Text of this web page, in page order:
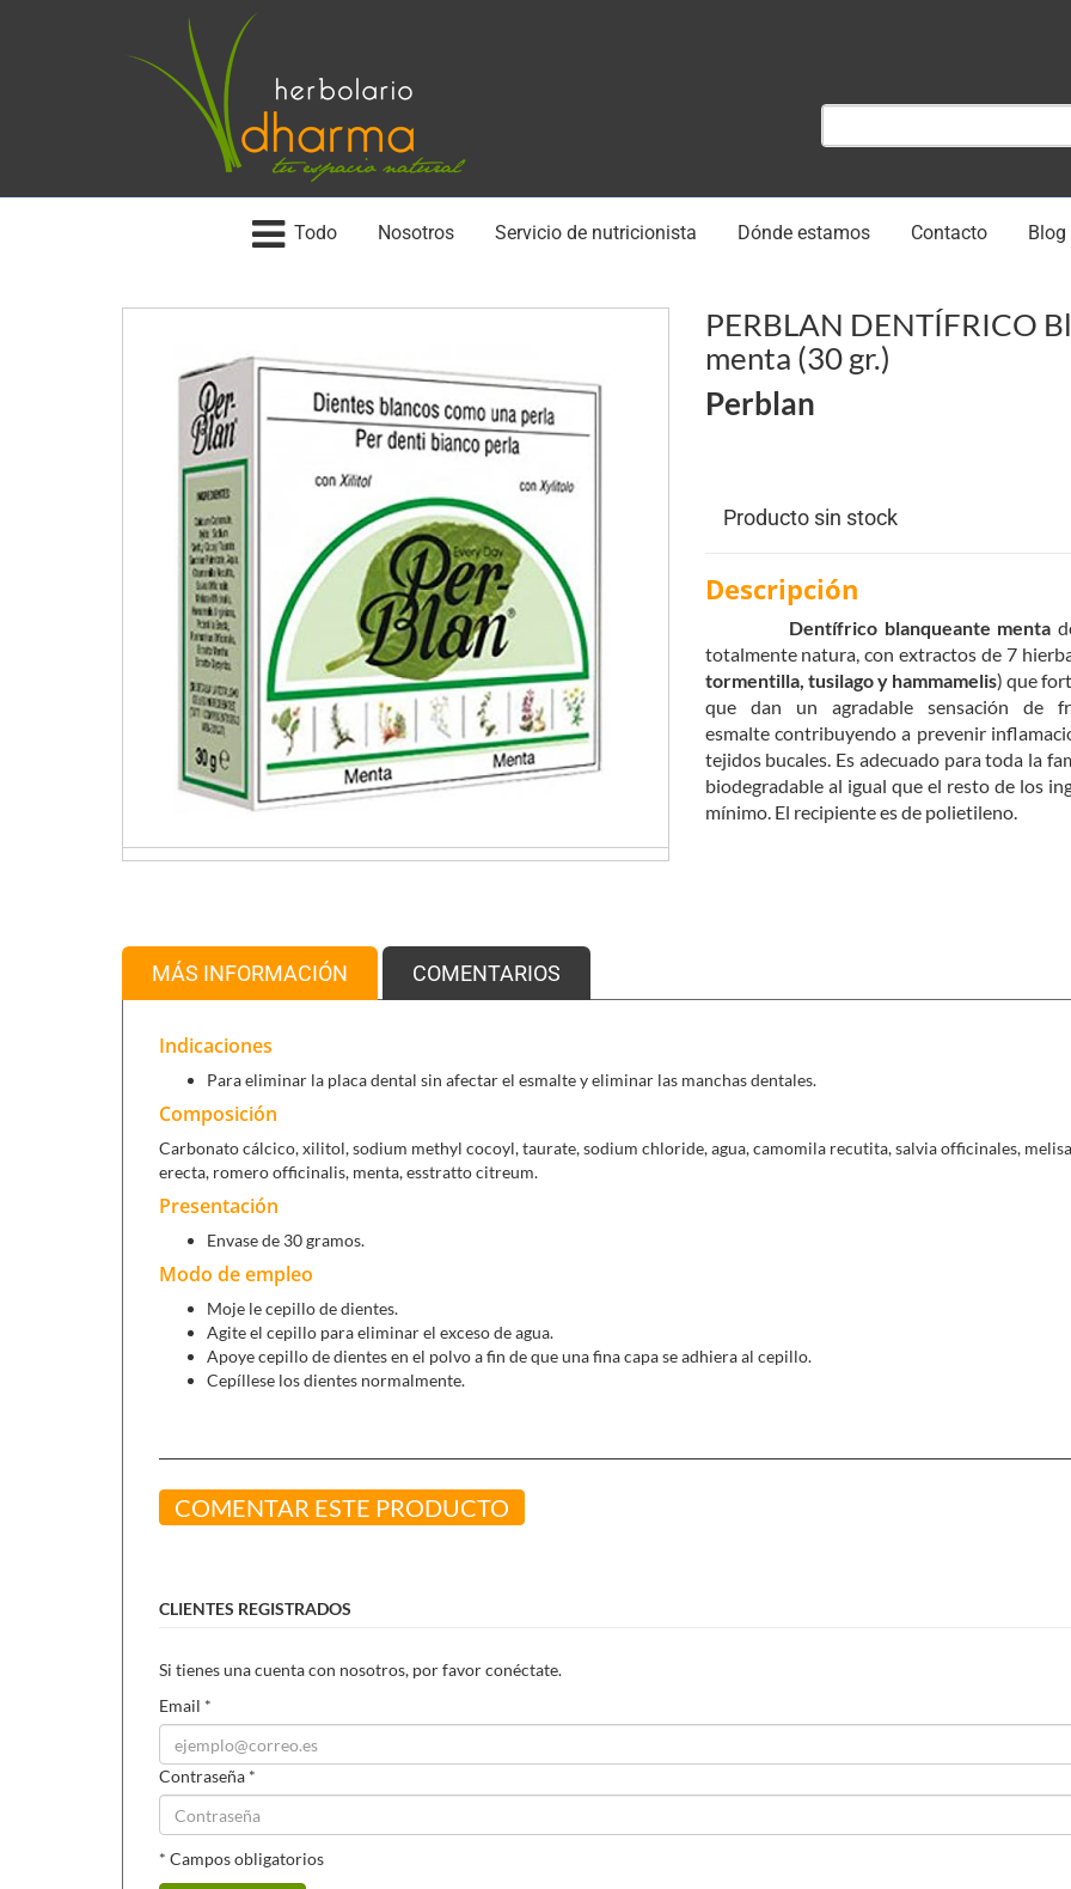
Todo Nosotros Servicio de nutricionista Dónde estamos Contacto Blog
PERBLAN DENTÍFRICO
menta (30 gr.)
Perblan
Producto sin stock
Descripción
Dentífrico blanqueante menta
totalmente natura, con extractos de 7
tormentilla, tusilago y hammamelis) que
que dan un agradable sensación de
esmalte contribuyendo a prevenir
tejidos bucales. Es adecuado para toda la
biodegradable al igual que el resto de los
mínimo. El recipiente es de polietileno.
Contiene menta.
Ingredientes activos principales:
propiedades sedantes, digestivas,
virtudes sedantes. Proporciona
antiviral. Elimina los casos de
MÁS INFORMACIÓN COMENTARIOS
Indicaciones
Para eliminar la placa dental sin afectar el esmalte y eliminar las manchas dentales.
Composición
Carbonato cálcico, xilitol, sodium methyl cocoyl, taurate, sodium chloride, agua, camomila recutita, salvia officinales,
erecta, romero officinalis, menta, esstratto citreum.
Presentación
Envase de 30 gramos.
Modo de empleo
Moje le cepillo de dientes.
Agite el cepillo para eliminar el exceso de agua.
Apoye cepillo de dientes en el polvo a fin de que una fina capa se adhiera al cepillo.
Cepíllese los dientes normalmente.
COMENTAR ESTE PRODUCTO
CLIENTES REGISTRADOS
Si tienes una cuenta con nosotros, por favor conéctate.
Email *
Contraseña *
* Campos obligatorios